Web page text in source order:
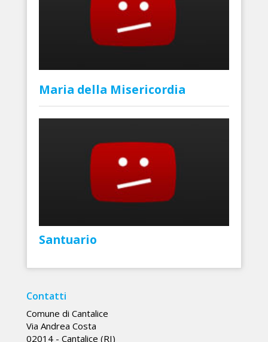
Maria della Misericordia
Santuario
Contatti
Comune di Cantalice
Via Andrea Costa
02014 - Cantalice (RI)